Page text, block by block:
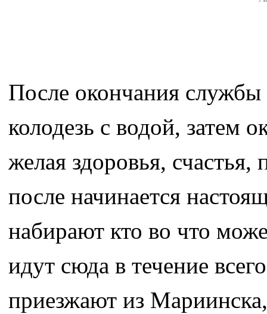
После окончания
колодезь с водой, затем
желая здоровья,
после начинается
набирают кто во что
идут сюда в течение
приезжают из